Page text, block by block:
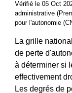
Vérifié le 05 Oct
administrative
pour l'autonomie
La grille
de perte
à déterminer si
effectivement
Les degrés de